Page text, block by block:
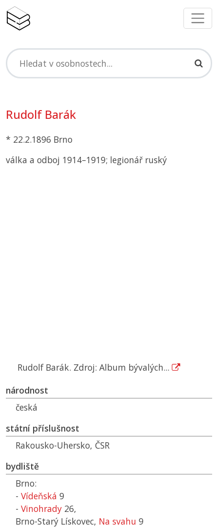
Rudolf Barák
* 22.2.1896 Brno
válka a odboj 1914–1919; legionář ruský
Rudolf Barák. Zdroj: Album bývalých...
národnost
česká
státní příslušnost
Rakousko-Uhersko, ČSR
bydliště
Brno:
- Vídeňská 9
- Vinohrady 26,
Brno-Starý Lískovec, Na svahu 9